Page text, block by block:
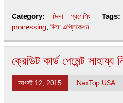
Category: ভিসা প্রসেসিং
processing, ভিসা এপ্লিকেশন
ক্রেডিট কার্ড পেমেন্ট সাহায্য
আগস্ট 12, 2015 NexTop USA